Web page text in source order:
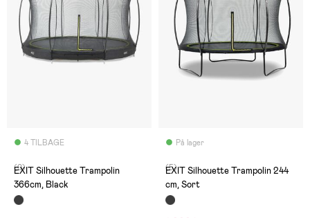
4 TILBAGE
(0)
EXIT Silhouette Trampolin
366cm, Black
På lager
(5)
EXIT Silhouette Trampolin 244
cm, Sort